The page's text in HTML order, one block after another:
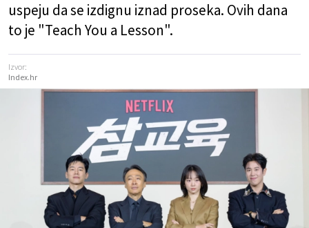
uspeju da se izdignu iznad proseka. Ovih dana
to je "Teach You a Lesson".
Izvor:
Index.hr